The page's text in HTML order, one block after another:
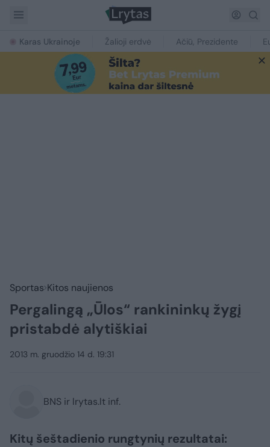
Karas Ukrainoje Žalioji erdvė Ačiū, Prezidente
Sportas Kitos naujienos
Pergalingą „Ūlos“ rankininkų žygį
pristabdė alytiškiai
2013 m. gruodžio 14 d. 19:31
BNS ir lrytas.lt inf.
Kitų šeštadienio rungtynių rezultatai: